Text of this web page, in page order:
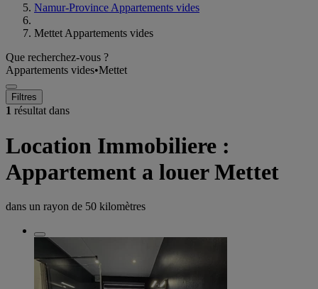
Namur-Province Appartements vides
Mettet Appartements vides
Que recherchez-vous ?
Appartements vides•Mettet
Filtres
1 résultat dans
Location Immobiliere :
Appartement a louer Mettet
dans un rayon de 50 kilomètres